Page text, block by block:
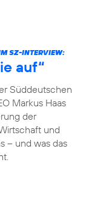
SZ-INTERVIEW:
auf“
Süddeutschen
Markus Haas
der
und
– und was das